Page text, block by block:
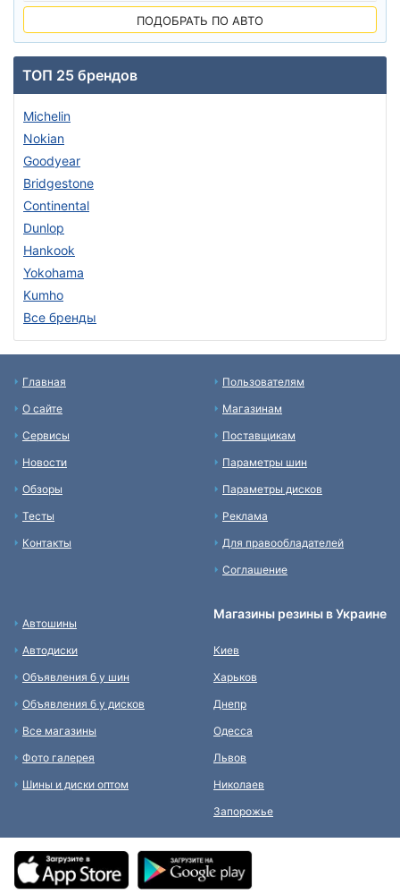
ПОДОБРАТЬ ПО АВТО
ТОП 25 брендов
Michelin
Nokian
Goodyear
Bridgestone
Continental
Dunlop
Hankook
Yokohama
Kumho
Все бренды
Главная
О сайте
Сервисы
Новости
Обзоры
Тесты
Контакты
Пользователям
Магазинам
Поставщикам
Параметры шин
Параметры дисков
Реклама
Для правообладателей
Соглашение
Автошины
Автодиски
Объявления б у шин
Объявления б у дисков
Все магазины
Фото галерея
Шины и диски оптом
Магазины резины в Украине
Киев
Харьков
Днепр
Одесса
Львов
Николаев
Запорожье